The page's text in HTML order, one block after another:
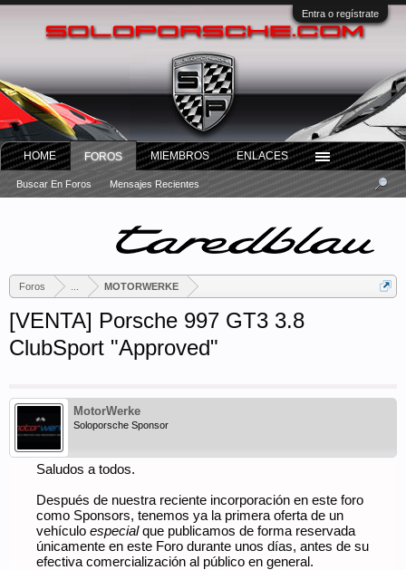
Entra o regístrate
Foros MOTORWERKE
[VENTA] Porsche 997 GT3 3.8
ClubSport "Approved"
MotorWerke
Soloporsche Sponsor
Saludos a todos.
Después de nuestra reciente incorporación en este foro
como Sponsors, tenemos ya la primera oferta de un
vehículo especialque publicamos de forma reservada
únicamente en este Foro durante unos días, antes de su
efectiva comercialización al público en general.
HOME FOROS
Buscar En Foros Mensajes Recientes
MIEMBROS ENLACES